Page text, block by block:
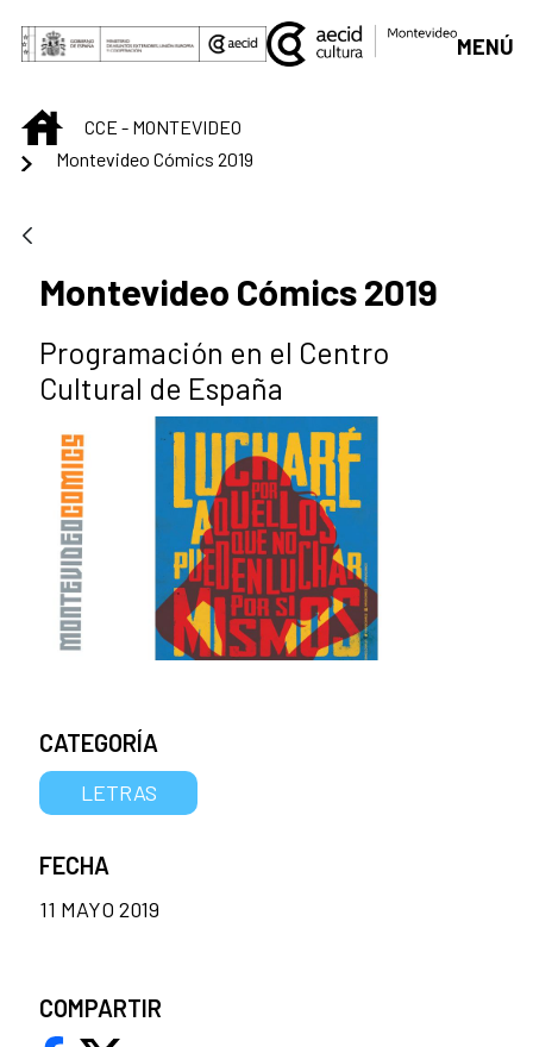
Saltar al contenido principal
MENÚ
INICIOCCE - MONTEVIDEO
Montevideo Cómics 2019
Montevideo Cómics 2019
Programación en el Centro
Cultural de España
CATEGORÍA
LETRAS
FECHA
11 MAYO 2019
COMPARTIR